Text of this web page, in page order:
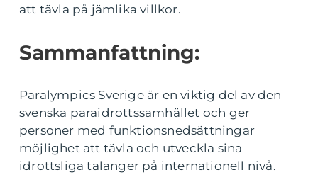
att tävla på jämlika villkor.
Sammanfattning:
Paralympics Sverige är en viktig del av den
svenska paraidrottssamhället och ger
personer med funktionsnedsättningar
möjlighet att tävla och utveckla sina
idrottsliga talanger på internationell nivå.